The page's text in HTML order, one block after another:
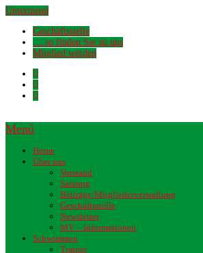
Untermenü
Geschäftsstelle
… so finden Sie zu uns
Mitglied werden
Menü
Home
Über uns
Vorstand
Satzung
Beiträge/Mitgliederverwaltung
Geschäftsstelle
Newsletter
MV – Informationen
Schwimmen
Trainer